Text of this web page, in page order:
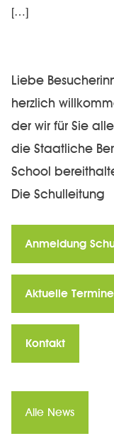
[…]
Liebe
herzlich
der wir für Sie
die Staatliche
School
Die Schulleitung
Anmeldung
Aktuelle Termine
Kontakt
Alle News